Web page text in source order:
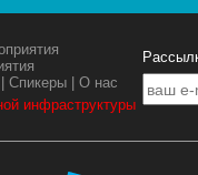
|Спикеры |О нас
инфраструктуры